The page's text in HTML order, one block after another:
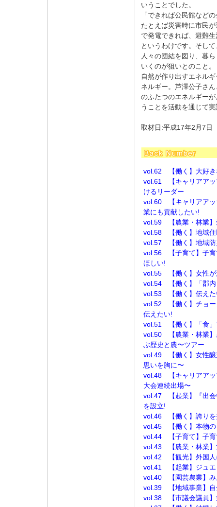
いうことでした。
「できれば公民館など
たとえば災害時に市民
で発電できれば、避難
というわけです。そし
人々の団結を図り、暮
いくのが狙いとのこと。
自然が作り出すエネル
ネルギー。芦澤公子さ
のふたつのエネルギー
うことを活動を通じて
取材日:平成17年2月7日
vol.62 【働く】大好き
vol.61 【キャリアアッ
けるリーダー
vol.60 【キャリアアッ
業にも貢献したい!
vol.59 【農業・林業】
vol.58 【働く】地域住
vol.57 【働く】地域防
vol.56 【子育て】子育
ほしい!
vol.55 【働く】女性が
vol.54 【働く】「郡内
vol.53 【働く】伝えた
vol.52 【働く】チョー
伝えたい!
vol.51 【働く】「食」
vol.50 【農業・林業】
ぶ歴史と農〜ツアー
vol.49 【働く】女性醸
思いを胸に〜
vol.48 【キャリアアッ
大会連続出場〜
vol.47 【起業】『出会
を設立!
vol.46 【働く】誇りを
vol.45 【働く】本物の
vol.44 【子育て】子育
vol.43 【農業・林業】
vol.42 【観光】外国人
vol.41 【起業】ジュエ
vol.40 【園芸農業】み
vol.39 【地域事業】自
vol.38 【市議会議員】